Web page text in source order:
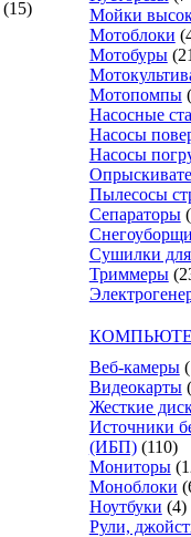
(15)
Мойки
Мотоблоки
Мотобуры
Мотопомпы
Насосные
Насосы
Насосы
Пылесосы
Сепараторы
Сушилки
Триммеры
Веб-камеры
Видеокарты
Жесткие
Источники
(ИБП) (110)
Мониторы
Моноблоки
Ноутбуки (4)
Рули,